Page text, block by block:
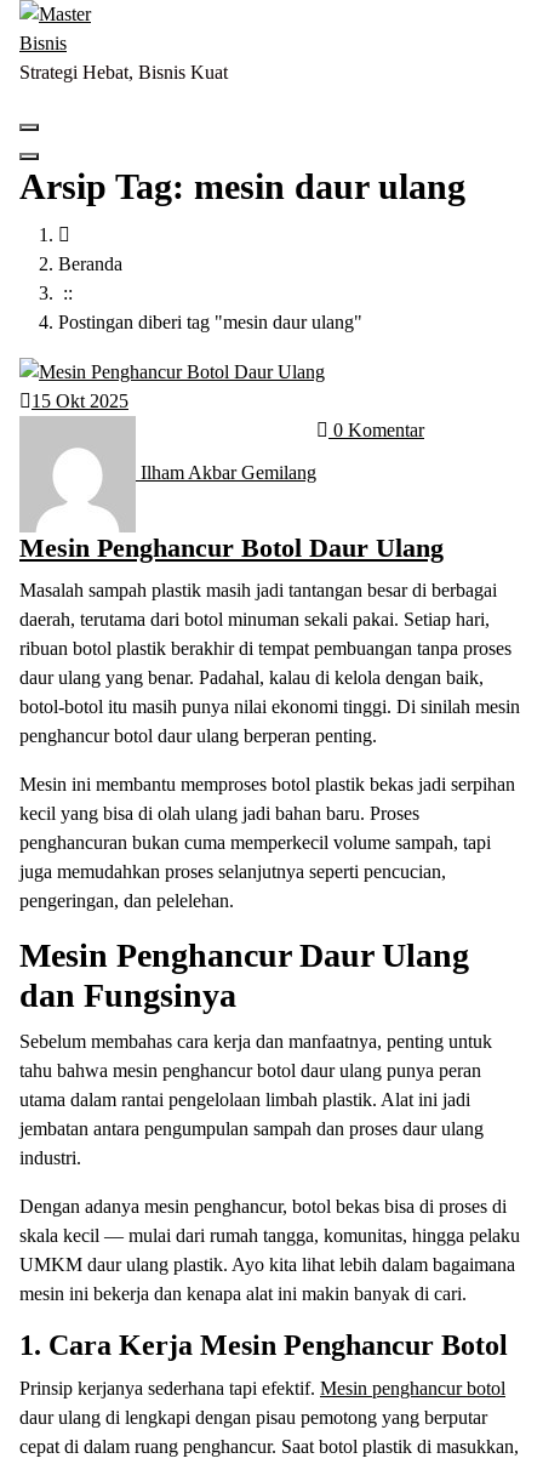
Lewati
konten
Strategi Hebat, Bisnis Kuat
Arsip Tag: mesin daur ulang
Beranda
::
Postingan diberi tag "mesin daur ulang"
15 Okt 2025
Ilham Akbar Gemilang
0 Komentar
Mesin Penghancur Botol Daur Ulang
Masalah sampah plastik masih jadi tantangan besar di berbagai
daerah, terutama dari botol minuman sekali pakai. Setiap hari,
ribuan botol plastik berakhir di tempat pembuangan tanpa proses
daur ulang yang benar. Padahal, kalau di kelola dengan baik,
botol-botol itu masih punya nilai ekonomi tinggi. Di sinilah mesin
penghancur botol daur ulang berperan penting.
Mesin ini membantu memproses botol plastik bekas jadi serpihan
kecil yang bisa di olah ulang jadi bahan baru. Proses
penghancuran bukan cuma memperkecil volume sampah, tapi
juga memudahkan proses selanjutnya seperti pencucian,
pengeringan, dan pelelehan.
Mesin Penghancur Daur Ulang
dan Fungsinya
Sebelum membahas cara kerja dan manfaatnya, penting untuk
tahu bahwa mesin penghancur botol daur ulang punya peran
utama dalam rantai pengelolaan limbah plastik. Alat ini jadi
jembatan antara pengumpulan sampah dan proses daur ulang
industri.
Dengan adanya mesin penghancur, botol bekas bisa di proses di
skala kecil — mulai dari rumah tangga, komunitas, hingga pelaku
UMKM daur ulang plastik. Ayo kita lihat lebih dalam bagaimana
mesin ini bekerja dan kenapa alat ini makin banyak di cari.
1. Cara Kerja Mesin Penghancur Botol
Prinsip kerjanya sederhana tapi efektif. Mesin penghancur botol
daur ulang di lengkapi dengan pisau pemotong yang berputar
cepat di dalam ruang penghancur. Saat botol plastik di masukkan,